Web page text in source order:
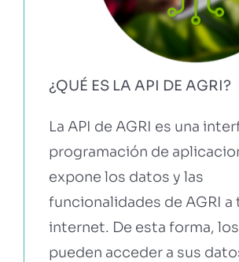
¿QUÉ ES LA API DE AGRI?
La API de AGRI es una
programación de
expone los datos y las
funcionalidades de AGRI a
internet. De esta forma,
pueden acceder a sus